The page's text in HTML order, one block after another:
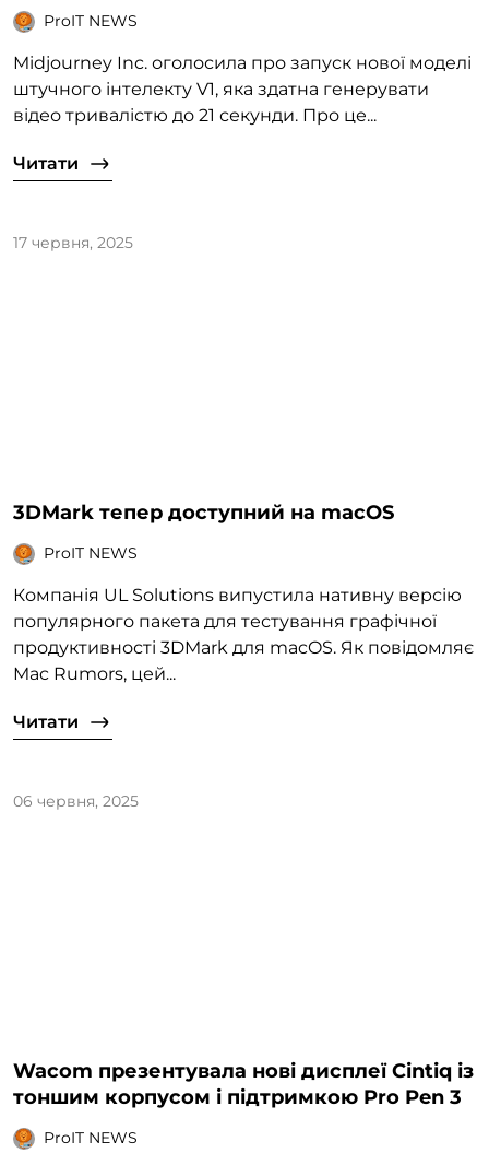
ProIT NEWS
Midjourney Inc. оголосила про запуск нової моделі
штучного інтелекту V1, яка здатна генерувати
відео тривалістю до 21 секунди. Про це...
Читати
17 червня, 2025
3DMark тепер доступний на macOS
ProIT NEWS
Компанія UL Solutions випустила нативну версію
популярного пакета для тестування графічної
продуктивності 3DMark для macOS. Як повідомляє
Mac Rumors, цей...
Читати
06 червня, 2025
Wacom презентувала нові дисплеї Cintiq із
тоншим корпусом і підтримкою Pro Pen 3
ProIT NEWS